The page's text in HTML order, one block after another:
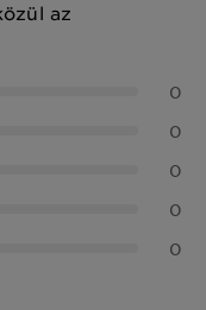
az
0
0
0
0
0